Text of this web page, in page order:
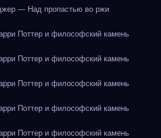
— Над пропастью во ржи
Поттер и философский камень
Поттер и философский камень
Поттер и философский камень
Поттер и философский камень
Поттер и философский камень